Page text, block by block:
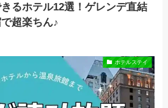
きるホテル12選！ゲレンデ直結
超楽ちん♪
ホテルステイ